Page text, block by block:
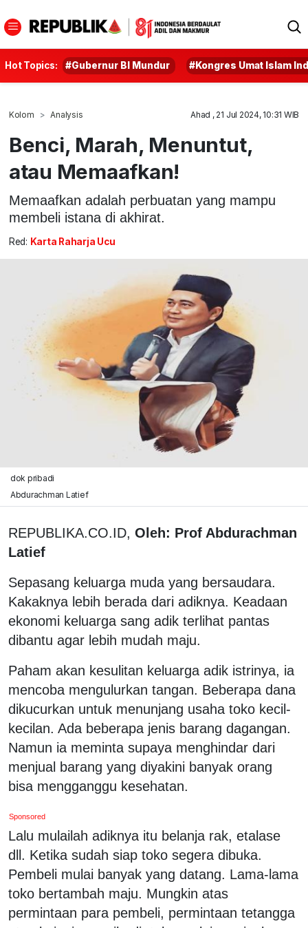
Hot Topics: #Gubernur BI Mundur #Kongres Umat Islam
Kolom Analysis Ahad , 21 Jul 2024, 10:31 WIB
Benci, Marah, Menuntut,
atau Memaafkan!
Memaafkan adalah perbuatan yang mampu
membeli istana di akhirat.
Red: Karta Raharja Ucu
dok pribadi
Abdurachman Latief
REPUBLIKA.CO.ID, Oleh: Prof Abdurachman
Latief
Sepasang keluarga muda yang bersaudara.
Kakaknya lebih berada dari adiknya. Keadaan
ekonomi keluarga sang adik terlihat pantas
dibantu agar lebih mudah maju.
Paham akan kesulitan keluarga adik istrinya, ia
mencoba mengulurkan tangan. Beberapa dana
dikucurkan untuk menunjang usaha toko kecil-
kecilan. Ada beberapa jenis barang dagangan.
Namun ia meminta supaya menghindar dari
menjual barang yang diyakini banyak orang
bisa mengganggu kesehatan.
Sponsored
Lalu mulailah adiknya itu belanja rak, etalase
dll. Ketika sudah siap toko segera dibuka.
Pembeli mulai banyak yang datang. Lama-lama
toko bertambah maju. Mungkin atas
permintaan para pembeli, permintaan tetangga